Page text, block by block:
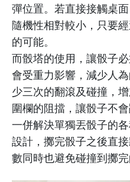
彈位置。若直接接觸桌
隨機性相對較小，只要
的可能。
而骰塔的使用，讓骰子
會受重力影響，減少人
少三次的翻滾及碰撞，
圍欄的阻擋，讓骰子不
一併解決單獨丟骰子的
設計，擲完骰子之後直
數同時也避免碰撞到擲完